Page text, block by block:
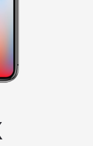
SKLEPU